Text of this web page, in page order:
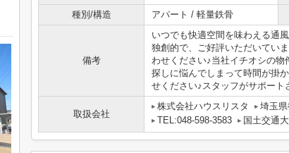
種別/構造
アパート / 軽量鉄骨
備考
いつでも快適空間を味わえる通
独創的で、ご好評いただいてい
わせください♪当社イチオシの
探しに悩んでしまって時間が掛
せください♪スタッフがサポート
取扱会社
株式会社ハウスリスタ
埼玉
TEL:048-598-3583
国土交通